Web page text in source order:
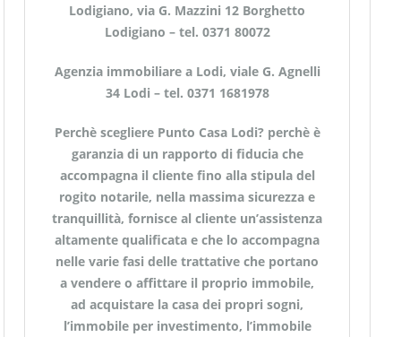
Lodigiano, via G. Mazzini 12 Borghetto
Lodigiano – tel. 0371 80072
Agenzia immobiliare a Lodi, viale G. Agnelli
34 Lodi – tel. 0371 1681978
Perchè scegliere Punto Casa Lodi? perchè è
garanzia di un rapporto di fiducia che
accompagna il cliente fino alla stipula del
rogito notarile, nella massima sicurezza e
tranquillità, fornisce al cliente un’assistenza
altamente qualificata e che lo accompagna
nelle varie fasi delle trattative che portano
a vendere o affittare il proprio immobile,
ad acquistare la casa dei propri sogni,
l’immobile per investimento, l’immobile